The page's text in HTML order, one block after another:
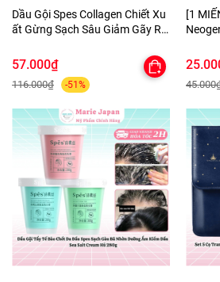
Dầu Gội Spes Collagen Chiết Xu
ất Gừng Sạch Sâu Giảm Gãy Rụ
57.000₫
116.000₫ -51%
[1
Quốc